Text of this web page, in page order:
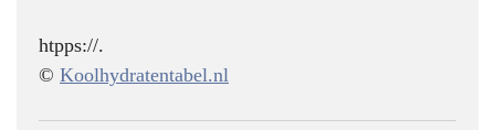
htpps://.
© Koolhydratentabel.nl